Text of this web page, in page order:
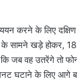
करने के लिए
सामने खड़े होकर, 18
कि जब वह उतरेंगे
घटाने के लिए आगे